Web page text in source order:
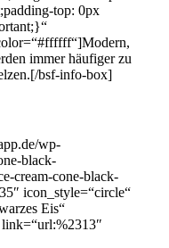
top: 0px
immer häufiger zu
bsf-info-box]
wp-
black-
cream-cone-black-
icon_style=“circle“
Eis“